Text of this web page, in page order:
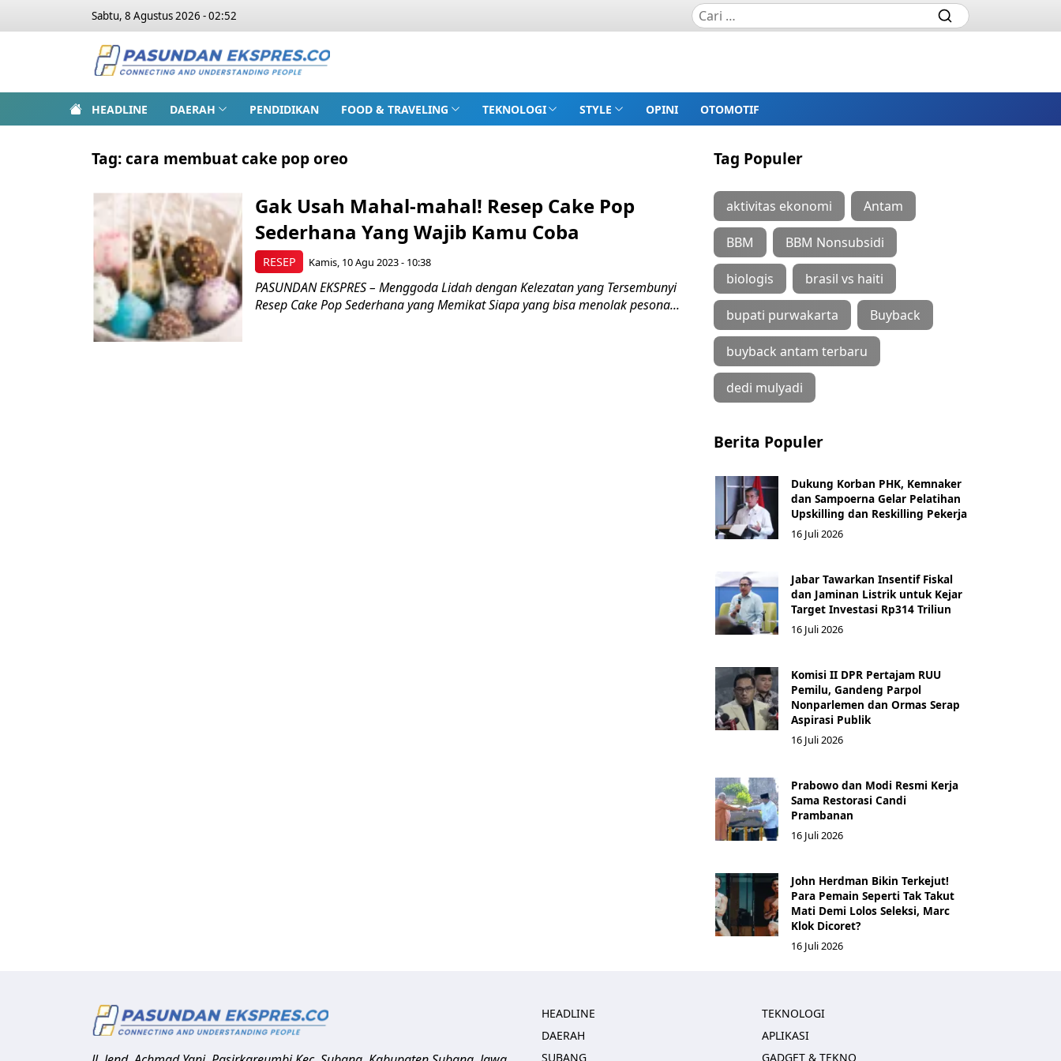
Sabtu, 8 Agustus 2026 - 02:52
HEADLINE DAERAH PENDIDIKAN FOOD & TRAVELING TEKNOLOGI STYLE OPINI OTOMOTIF
Tag:cara membuat cake pop oreo
RESEP
Gak Usah Mahal-mahal! Resep Cake Pop
Sederhana Yang Wajib Kamu Coba
Kamis, 10 Agu 2023 - 10:38
PASUNDAN EKSPRES – Menggoda Lidah dengan Kelezatan yang Tersembunyi
Resep Cake Pop Sederhana yang Memikat Siapa yang bisa menolak pesona...
Tag Populer
aktivitas ekonomi Antam
BBM BBM Nonsubsidi
biologis brasil vs haiti
bupati purwakarta Buyback
buyback antam terbaru
dedi mulyadi
Berita Populer
Dukung Korban PHK, Kemnaker
dan Sampoerna Gelar Pelatihan
Upskilling dan Reskilling Pekerja
16 Juli 2026
Jabar Tawarkan Insentif Fiskal
dan Jaminan Listrik untuk Kejar
Target Investasi Rp314 Triliun
16 Juli 2026
Komisi II DPR Pertajam RUU
Pemilu, Gandeng Parpol
Nonparlemen dan Ormas Serap
Aspirasi Publik
16 Juli 2026
Prabowo dan Modi Resmi Kerja
Sama Restorasi Candi
Prambanan
16 Juli 2026
John Herdman Bikin Terkejut!
Para Pemain Seperti Tak Takut
Mati Demi Lolos Seleksi, Marc
Klok Dicoret?
16 Juli 2026
HEADLINE
DAERAH
SUBANG
TEKNOLOGI
APLIKASI
GADGET & TEKNO